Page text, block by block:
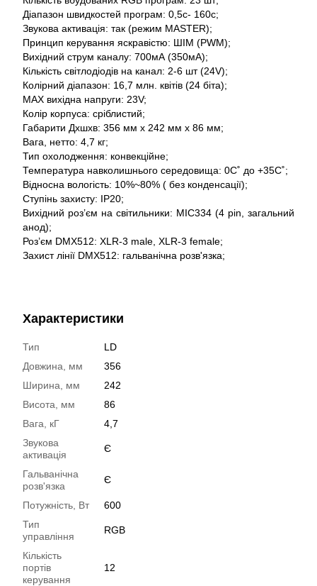
Діапазон швидкостей програм: 0,5c- 160c;
Звукова активація: так (режим MASTER);
Принцип керування яскравістю: ШІМ (PWM);
Вихідний струм каналу: 700мА (350мА);
Кількість світлодіодів на канал: 2-6 шт (24V);
Колірний діапазон: 16,7 млн. квітів (24 біта);
MAX вихідна напруги: 23V;
Колір корпуса: сріблистий;
Габарити Дхшхв: 356 мм х 242 мм х 86 мм;
Вага, нетто: 4,7 кг;
Тип охолодження: конвекційне;
Температура навколишнього середовища: 0С˚ до +35С˚;
Відносна вологість: 10%~80% ( без конденсації);
Ступінь захисту: IP20;
Вихідний роз’єм на світильники: MIC334 (4 pin, загальний
анод);
Роз’єм DMX512: XLR-3 male, XLR-3 female;
Захист лінії DMX512: гальванічна розв'язка;
Характеристики
Тип
LD
Довжина, мм
356
Ширина, мм
242
Висота, мм
86
Вага, кГ
4,7
Звукова
активація
Є
Гальванічна
розв'язка
Є
Потужність, Вт
600
Тип
управління
RGB
Кількість
портів
керування
12